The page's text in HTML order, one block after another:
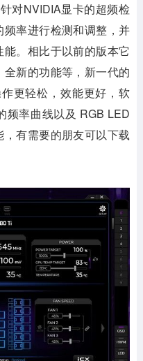
对NVIDIA显卡的超频检
率进行检测和调整，并
。相比于以前的版本它
新的功能等，新一代的
更轻松，效能更好，软
频率曲线以及 RGB LED
有需要的朋友可以下载